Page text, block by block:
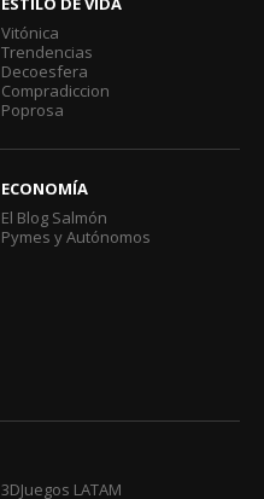
Vitónica
Trendencias
Decoesfera
Compradiccion
Poprosa
ECONOMÍA
El Blog Salmón
Pymes y Autónomos
3DJuegos LATAM